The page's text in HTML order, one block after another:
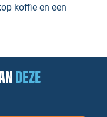
koffie en een
DEZE